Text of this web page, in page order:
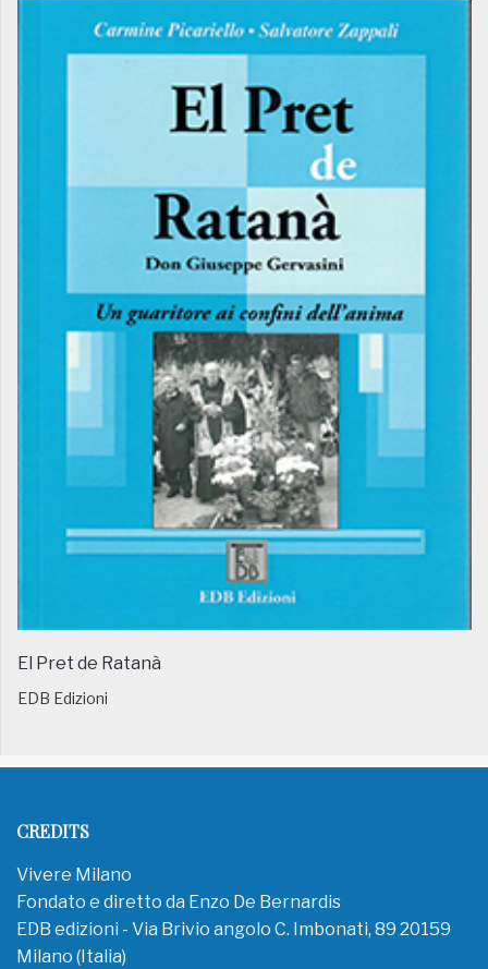
El Pret de Ratanà
EDB Edizioni
CREDITS
Vivere Milano
Fondato e diretto da Enzo De Bernardis
EDB edizioni - Via Brivio angolo C. Imbonati, 89 20159
Milano (Italia)